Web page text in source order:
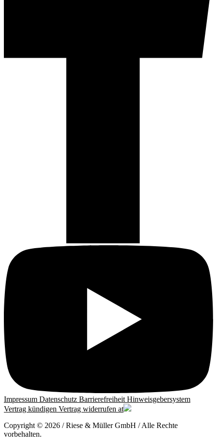
Impressum Datenschutz Barrierefreiheit Hinweisgebersystem
Vertrag kündigen Vertrag widerrufen at
Copyright © 2026 / Riese & Müller GmbH / Alle Rechte
vorbehalten.